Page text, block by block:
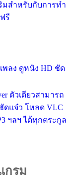
มสำหรับกับการทำ
รี
พลง ดูหนัง HD ชัด
ตัวเดียวสามารถ
ดแจ๋ว โหลด VLC
ฯลฯ ได้ทุกตระกูล
กรม